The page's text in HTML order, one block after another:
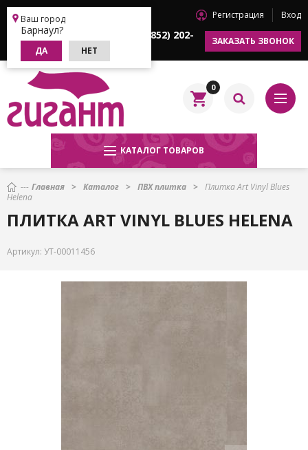
Барнаул
Ваш город
Барнаул?
ДА НЕТ
Регистрация Вход
+7 (3852) 202-
622
+7 (3852) 202-
ЗАКАЗАТЬ ЗВОНОК
0
КАТАЛОГ ТОВАРОВ
Главная Каталог ПВХ плитка
Плитка Art Vinyl Blues
Helena
ПЛИТКА ART VINYL BLUES HELENA
Артикул: УТ-00011456